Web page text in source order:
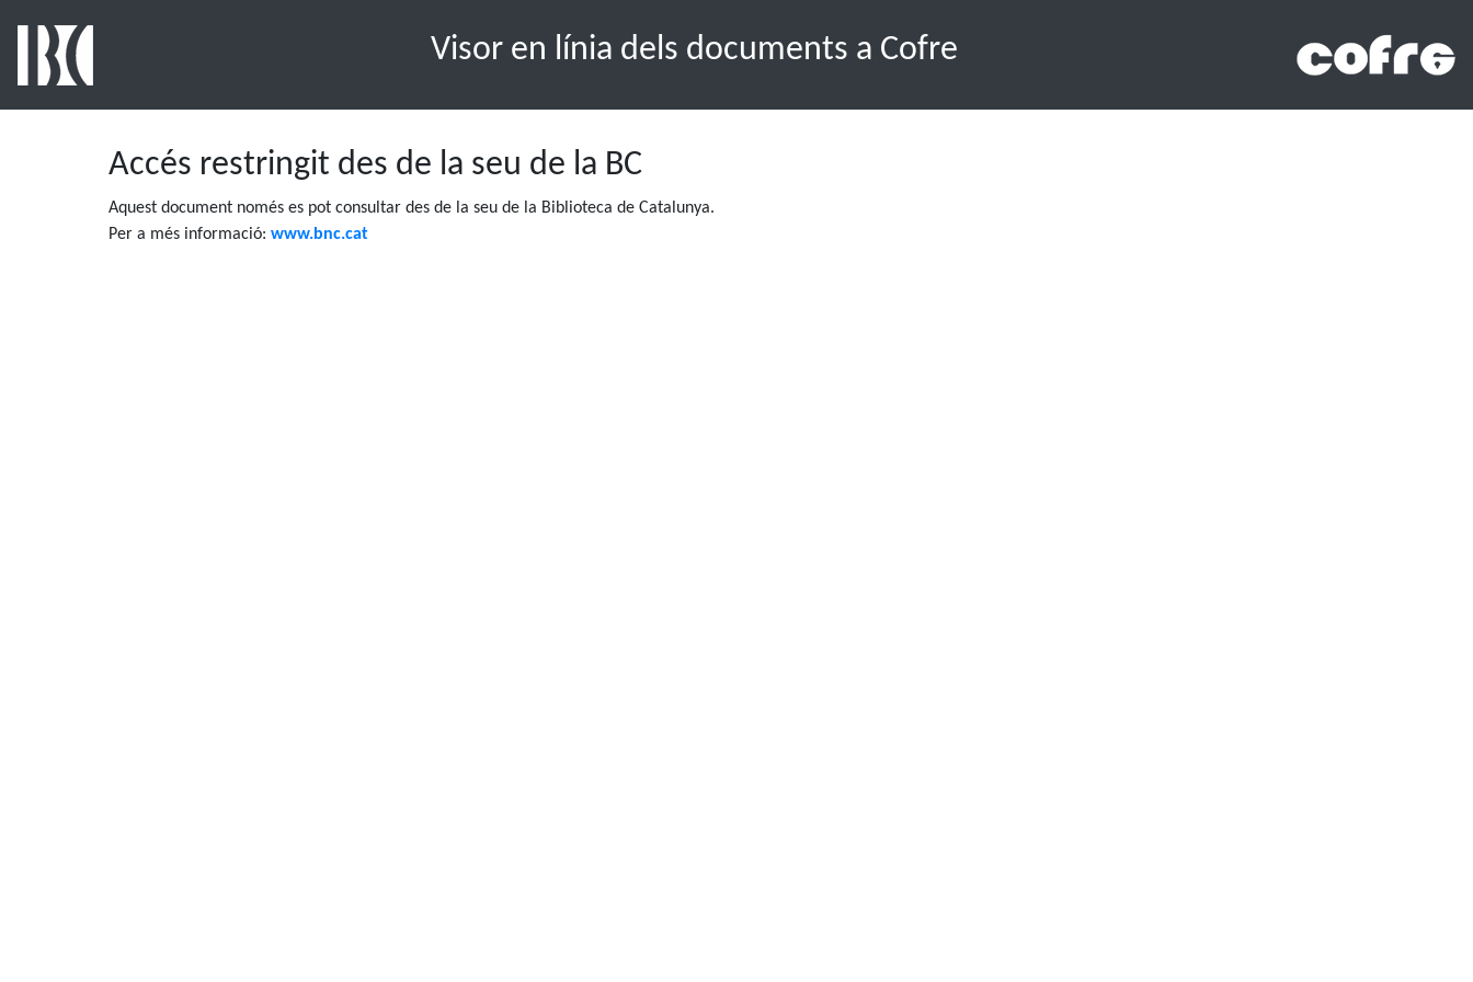
Visor en línia dels documents a Cofre
Accés restringit des de la seu de la BC
Aquest document només es pot consultar des de la seu de la Biblioteca de Catalunya.
Per a més informació:www.bnc.cat